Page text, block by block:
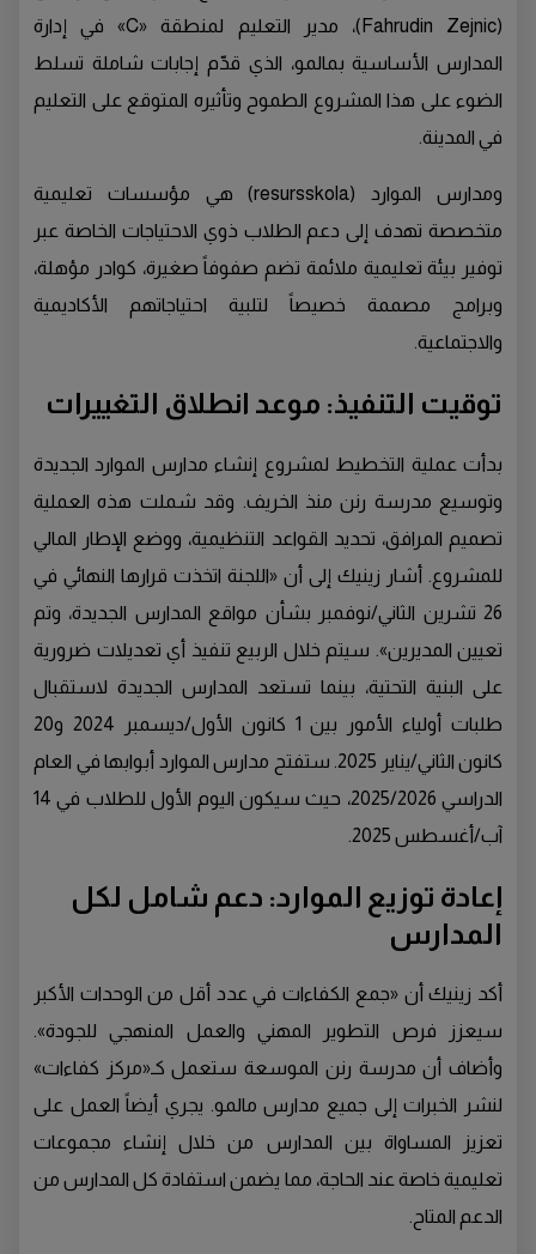
(Fahrudin Zejnic)، مدير التعليم لمنطقة «C» في إدارة
المدارس الأساسية بمالمو، الذي قدّم إجابات شاملة تسلط
الضوء على هذا المشروع الطموح وتأثيره المتوقع على التعليم
في المدينة.
ومدارس الموارد (resursskola) هي مؤسسات تعليمية
متخصصة تهدف إلى دعم الطلاب ذوي الاحتياجات الخاصة عبر
توفير بيئة تعليمية ملائمة تضم صفوفاً صغيرة، كوادر مؤهلة،
وبرامج مصممة خصيصاً لتلبية احتياجاتهم الأكاديمية
والاجتماعية.
توقيت التنفيذ: موعد انطلاق التغييرات
بدأت عملية التخطيط لمشروع إنشاء مدارس الموارد الجديدة
وتوسيع مدرسة رنن منذ الخريف. وقد شملت هذه العملية
تصميم المرافق، تحديد القواعد التنظيمية، ووضع الإطار المالي
للمشروع. أشار زينيك إلى أن «اللجنة اتخذت قرارها النهائي في
26 تشرين الثاني/نوفمبر بشأن مواقع المدارس الجديدة، وتم
تعيين المديرين». سيتم خلال الربيع تنفيذ أي تعديلات ضرورية
على البنية التحتية، بينما تستعد المدارس الجديدة لاستقبال
طلبات أولياء الأمور بين 1 كانون الأول/ديسمبر 2024 و20
كانون الثاني/يناير 2025. ستفتح مدارس الموارد أبوابها في العام
الدراسي 2025/2026، حيث سيكون اليوم الأول للطلاب في 14
آب/أغسطس 2025.
إعادة توزيع الموارد: دعم شامل لكل
المدارس
أكد زينيك أن «جمع الكفاءات في عدد أقل من الوحدات الأكبر
سيعزز فرص التطوير المهني والعمل المنهجي للجودة».
وأضاف أن مدرسة رنن الموسعة ستعمل كـ«مركز كفاءات»
لنشر الخبرات إلى جميع مدارس مالمو. يجري أيضاً العمل على
تعزيز المساواة بين المدارس من خلال إنشاء مجموعات
تعليمية خاصة عند الحاجة، مما يضمن استفادة كل المدارس من
الدعم المتاح.